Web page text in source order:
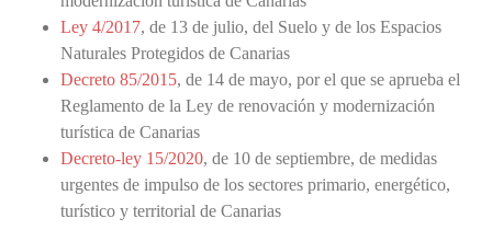
Ley 4/2017, de 13 de julio, del Suelo y de los Espacios
Naturales Protegidos de Canarias
Decreto 85/2015, de 14 de mayo, por el que se aprueba el
Reglamento de la Ley de renovación y modernización
turística de Canarias
Decreto-ley 15/2020, de 10 de septiembre, de medidas
urgentes de impulso de los sectores primario, energético,
turístico y territorial de Canarias